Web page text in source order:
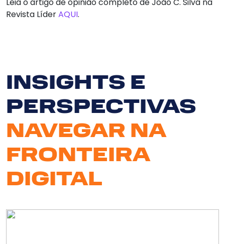
Revista LíderAQUI.
INSIGHTS E
PERSPECTIVAS
NAVEGAR NA
FRONTEIRA
DIGITAL